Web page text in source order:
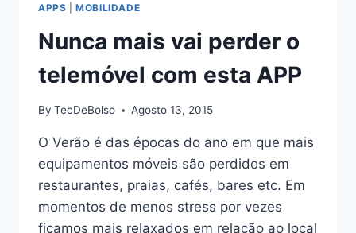
APPS |MOBILIDADE
Nunca mais vai perder o
telemóvel com esta APP
By TecDeBolso Agosto 13, 2015
O Verão é das épocas do ano em que mais
equipamentos móveis são perdidos em
restaurantes, praias, cafés, bares etc. Em
momentos de menos stress por vezes
ficamos mais relaxados em relação ao local